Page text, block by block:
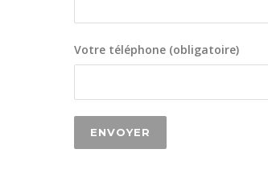
Votre téléphone (obligatoire)